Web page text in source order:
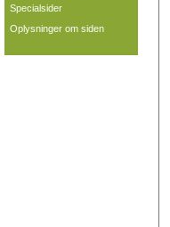
Specialsider
Oplysninger om siden